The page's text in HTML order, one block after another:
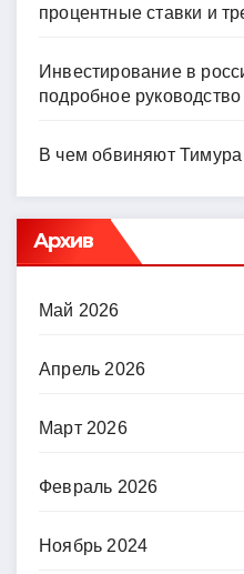
процентные ставки и
Инвестирование в
подробное руководство
В чем обвиняют
Архив
Май 2026
Апрель 2026
Март 2026
Февраль 2026
Ноябрь 2024